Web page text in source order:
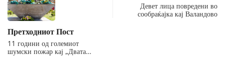
Претходниот Пост
11 години од големиот
шумски пожар кај „Двата…
Девет лица повредени во
сообраќајка кај Валандово